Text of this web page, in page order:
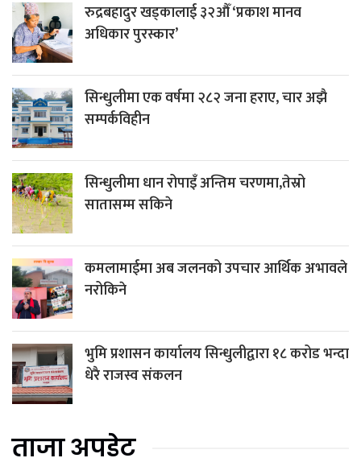
रुद्रबहादुर खड्कालाई ३२औँ ‘प्रकाश मानव
अधिकार पुरस्कार’
सिन्धुलीमा एक वर्षमा २८२ जना हराए, चार अझै
सम्पर्कविहीन
सिन्धुलीमा धान रोपाइँ अन्तिम चरणमा,तेस्रो
सातासम्म सकिने
कमलामाईमा अब जलनको उपचार आर्थिक अभावले
नरोकिने
भुमि प्रशासन कार्यालय सिन्धुलीद्वारा १८ करोड भन्दा
धेरै राजस्व संकलन
ताजा अपडेट